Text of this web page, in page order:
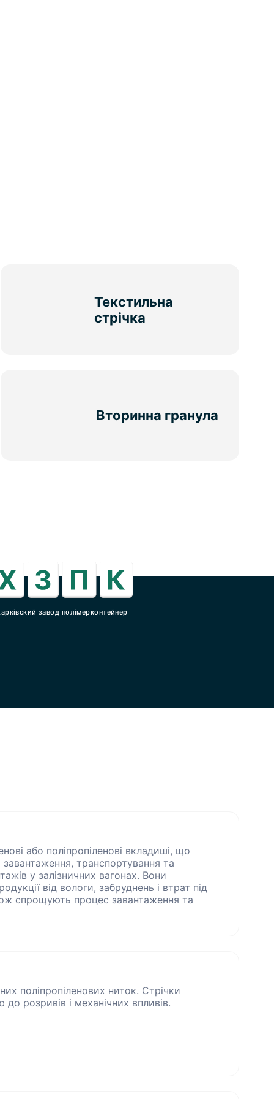
Текстильна
стрічка
Вторинна гранула
завод полімерконтейнер
або поліпропіленові вкладиші, що
транспортування та
у залізничних вагонах. Вони
від вологи, забруднень і втрат під
спрощують процес завантаження та
поліпропіленових ниток. Стрічки
до розривів і механічних впливів.